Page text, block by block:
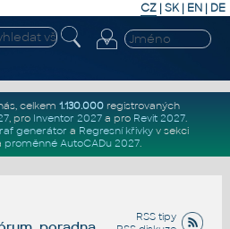
CZ | SK| EN | DE
celkem 1.130.000registrovaných
, pro Inventor 2027a pro Revit 2027.
generátor a Regresní křivkyv sekci
proměnné AutoCADu 2027.
RSS tipy